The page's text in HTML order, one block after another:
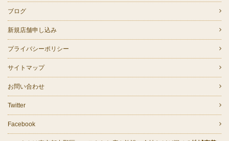
ブログ
新規店舗申し込み
プライバシーポリシー
サイトマップ
お問い合わせ
Twitter
Facebook